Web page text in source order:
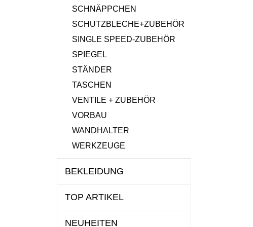
SCHNÄPPCHEN
SCHUTZBLECHE+ZUBEHÖR
SINGLE SPEED-ZUBEHÖR
SPIEGEL
STÄNDER
TASCHEN
VENTILE + ZUBEHÖR
VORBAU
WANDHALTER
WERKZEUGE
BEKLEIDUNG
TOP ARTIKEL
NEUHEITEN